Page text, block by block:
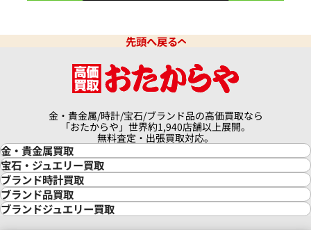
先頭へ戻る
金・貴金属/時計/宝石/ブランド品の高価買取なら
「おたからや」世界約1,940店舗以上展開。
無料査定・出張買取対応。
金・貴金属買取
金買取
金の相場価格情報
金の参考買取価格一覧
インゴット買取
インゴットの相場価格情報
24金買取
宝石・ジュエリー買取
宝石・ジュエリー買取
ダイヤモンド買取
ダイヤモンド・宝石の参考価格一覧
リング・結婚指輪買取
エメラルド買取
ブランド時計買取
時計買取
ロレックス買取
ロレックス デイトナ買取
ロレックス サブマリーナー買取
ブランド品買取
ブランド買取
ブランドジュエリー買取